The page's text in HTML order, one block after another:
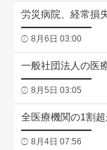
労災病院、経常損
8月6日 03:00
一般社団法人の医
8月5日 03:05
全医療機関の1割
8月4日 07:56